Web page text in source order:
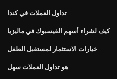
تداول العملات في كندا
كيف لشراء أسهم الفيسبوك في ماليزيا
خيارات الاستثمار لمستقبل الطفل
هو تداول العملات سهل